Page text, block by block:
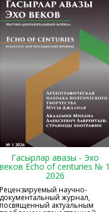
Гасырлар авазы - Эхо
веков Echo of centuries № 1
2026
Рецензируемый научно-
документальный журнал,
посвященный актуальным